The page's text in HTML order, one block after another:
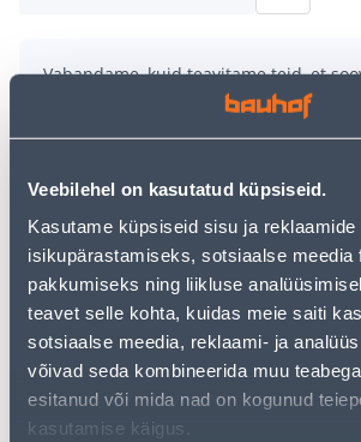
Veebilehel on kasutatud küpsiseid.
Kasutame küpsiseid sisu ja reklaamide
isikupärastamiseks, sotsiaalse meedia
pakkumiseks ning liikluse
teavet selle kohta, kuidas meie saiti
sotsiaalse meedia, reklaami- ja
võivad seda kombineerida muu
esitanud või mida nad on kogunud
kasutamise käigus.
Vabandame, kuid teavitame teid, et
hetkel suure nõudluse tõttu ajutiselt
pakume suurepäraseid alternatiive
tootekategooriast, mis võivad teile
Teie ostlemisrõõm ei pea aga siin
uurimistööd saate jätkata, naastes
kasutades meie võimsat
veelgi meelepärasemad valikuid. Head
Tarne pole võimalik